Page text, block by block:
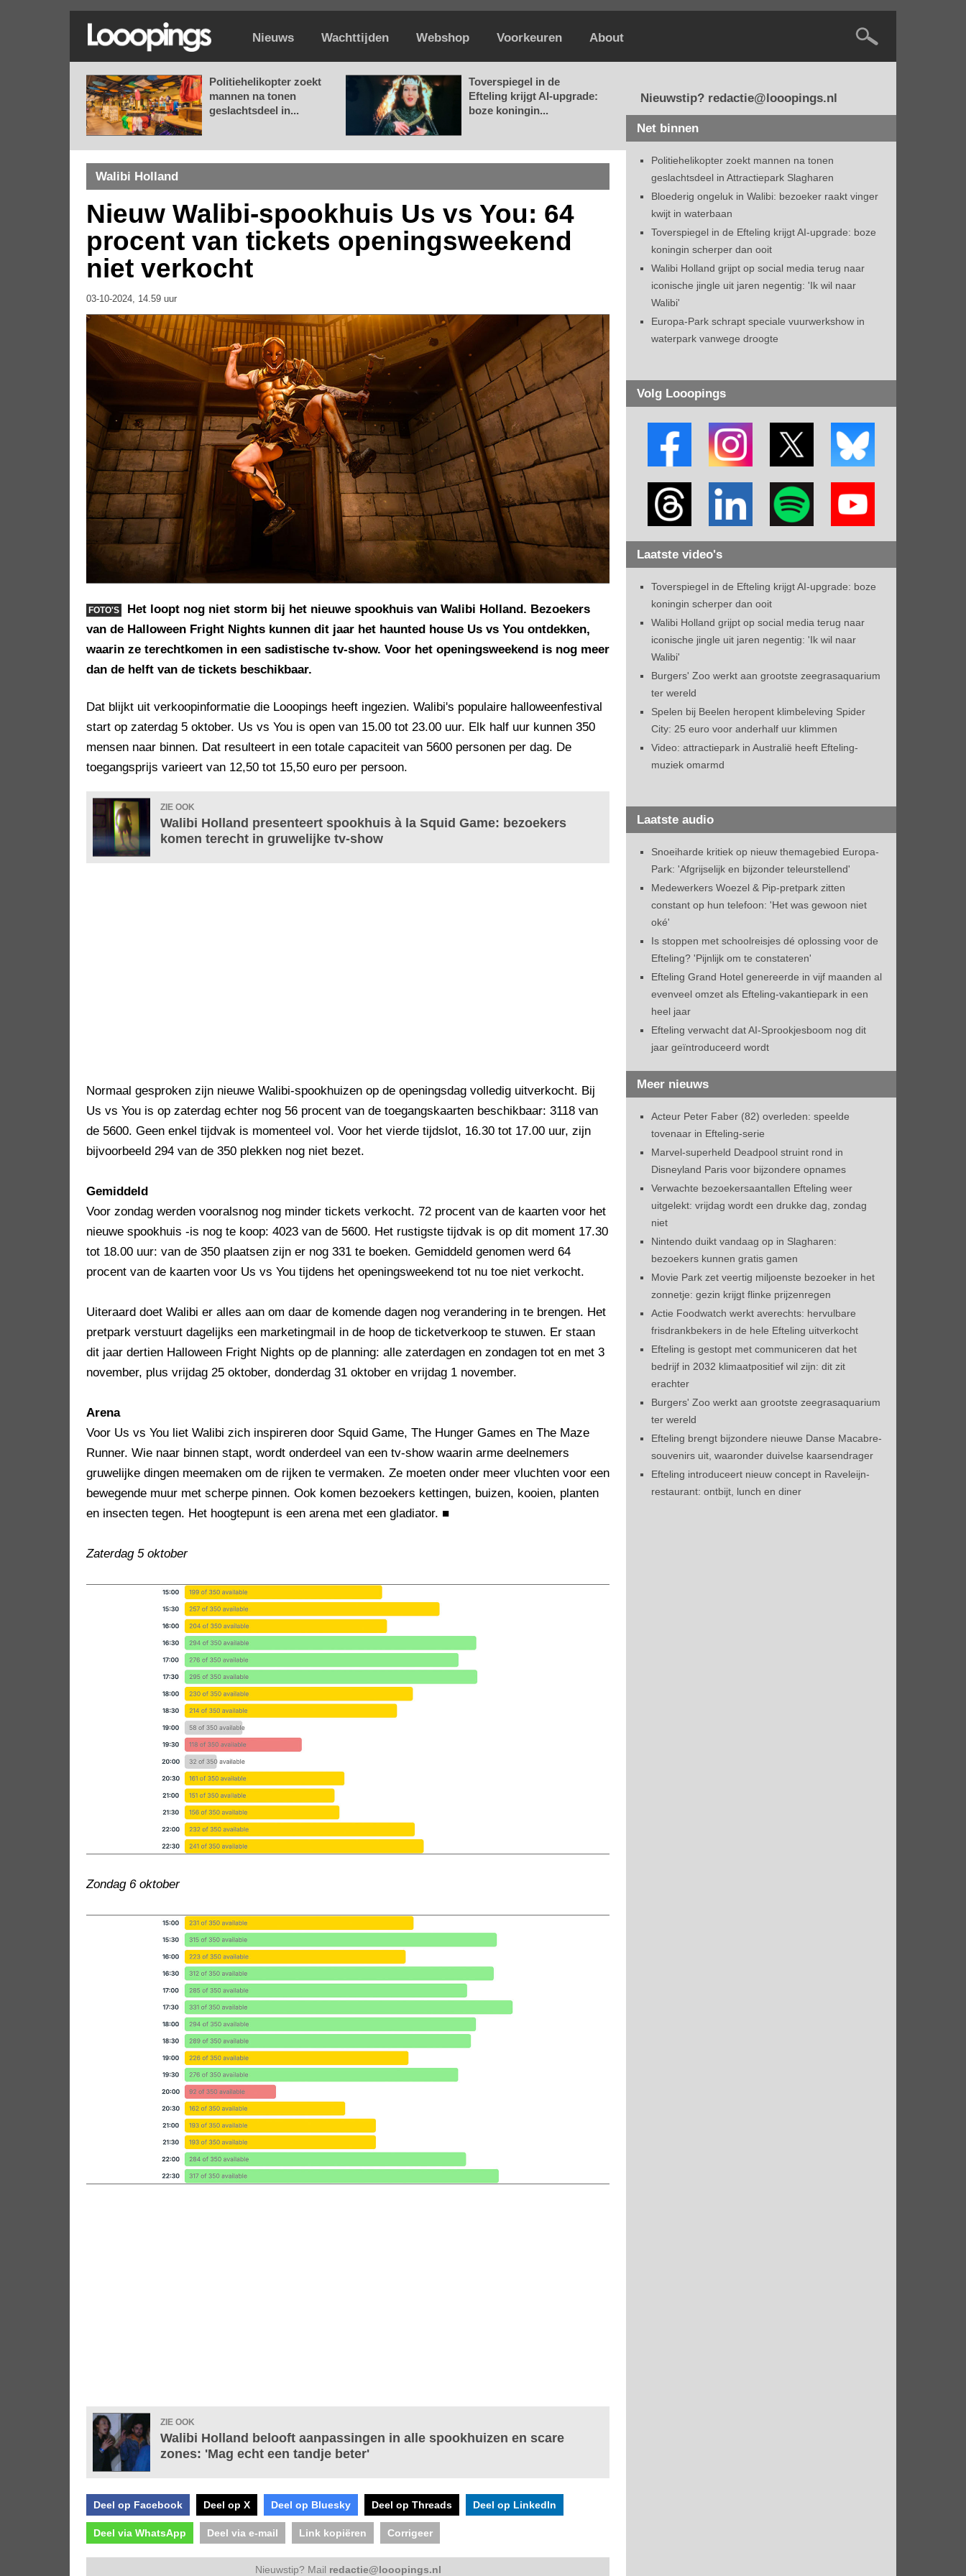
Nieuws Wachttijden Webshop Voorkeuren About
Politiehelikopter zoekt
mannen na tonen
geslachtsdeel in...
Toverspiegel in de
Efteling krijgt AI-upgrade:
boze koningin...
Walibi Holland
Nieuw Walibi-spookhuis Us vs You: 64
procent van tickets openingsweekend
niet verkocht
03-10-2024, 14.59 uur
FOTO'S
Het loopt nog niet storm bij het nieuwe spookhuis van Walibi Holland. Bezoekers
van de Halloween Fright Nights kunnen dit jaar het haunted house Us vs You ontdekken,
waarin ze terechtkomen in een sadistische tv-show. Voor het openingsweekend is nog meer
dan de helft van de tickets beschikbaar.
Dat blijkt uit verkoopinformatie die Looopings heeft ingezien. Walibi's populaire halloweenfestival
start op zaterdag 5 oktober. Us vs You is open van 15.00 tot 23.00 uur. Elk half uur kunnen 350
mensen naar binnen. Dat resulteert in een totale capaciteit van 5600 personen per dag. De
toegangsprijs varieert van 12,50 tot 15,50 euro per persoon.
ZIE OOK
Walibi Holland presenteert spookhuis à la Squid Game: bezoekers
komen terecht in gruwelijke tv-show
Normaal gesproken zijn nieuwe Walibi-spookhuizen op de openingsdag volledig uitverkocht. Bij
Us vs You is op zaterdag echter nog 56 procent van de toegangskaarten beschikbaar: 3118 van
de 5600. Geen enkel tijdvak is momenteel vol. Voor het vierde tijdslot, 16.30 tot 17.00 uur, zijn
bijvoorbeeld 294 van de 350 plekken nog niet bezet.
Gemiddeld
Voor zondag werden vooralsnog nog minder tickets verkocht. 72 procent van de kaarten voor het
nieuwe spookhuis -is nog te koop: 4023 van de 5600. Het rustigste tijdvak is op dit moment 17.30
tot 18.00 uur: van de 350 plaatsen zijn er nog 331 te boeken. Gemiddeld genomen werd 64
procent van de kaarten voor Us vs You tijdens het openingsweekend tot nu toe niet verkocht.
Uiteraard doet Walibi er alles aan om daar de komende dagen nog verandering in te brengen. Het
pretpark verstuurt dagelijks een marketingmail in de hoop de ticketverkoop te stuwen. Er staan
dit jaar dertien Halloween Fright Nights op de planning: alle zaterdagen en zondagen tot en met 3
november, plus vrijdag 25 oktober, donderdag 31 oktober en vrijdag 1 november.
Arena
Voor Us vs You liet Walibi zich inspireren door Squid Game, The Hunger Games en The Maze
Runner. Wie naar binnen stapt, wordt onderdeel van een tv-show waarin arme deelnemers
gruwelijke dingen meemaken om de rijken te vermaken. Ze moeten onder meer vluchten voor een
bewegende muur met scherpe pinnen. Ook komen bezoekers kettingen, buizen, kooien, planten
en insecten tegen. Het hoogtepunt is een arena met een gladiator. ■
Zaterdag 5 oktober
Zondag 6 oktober
ZIE OOK
Walibi Holland belooft aanpassingen in alle spookhuizen en scare
zones: 'Mag echt een tandje beter'
Deel op Facebook Deel op X Deel op Bluesky Deel op Threads Deel op LinkedIn
Deel via WhatsApp Deel via e-mail Link kopiëren Corrigeer
Nieuwstip? Mail redactie@looopings.nl
Nieuwstip? redactie@looopings.nl
Net binnen
Politiehelikopter zoekt mannen na tonen
geslachtsdeel in Attractiepark Slagharen
Bloederig ongeluk in Walibi: bezoeker raakt vinger
kwijt in waterbaan
Toverspiegel in de Efteling krijgt AI-upgrade: boze
koningin scherper dan ooit
Walibi Holland grijpt op social media terug naar
iconische jingle uit jaren negentig: 'Ik wil naar
Walibi'
Europa-Park schrapt speciale vuurwerkshow in
waterpark vanwege droogte
Volg Looopings
Laatste video's
Toverspiegel in de Efteling krijgt AI-upgrade: boze
koningin scherper dan ooit
Walibi Holland grijpt op social media terug naar
iconische jingle uit jaren negentig: 'Ik wil naar
Walibi'
Burgers' Zoo werkt aan grootste zeegrasaquarium
ter wereld
Spelen bij Beelen heropent klimbeleving Spider
City: 25 euro voor anderhalf uur klimmen
Video: attractiepark in Australië heeft Efteling-
muziek omarmd
Laatste audio
Snoeiharde kritiek op nieuw themagebied Europa-
Park: 'Afgrijselijk en bijzonder teleurstellend'
Medewerkers Woezel & Pip-pretpark zitten
constant op hun telefoon: 'Het was gewoon niet
oké'
Is stoppen met schoolreisjes dé oplossing voor de
Efteling? 'Pijnlijk om te constateren'
Efteling Grand Hotel genereerde in vijf maanden al
evenveel omzet als Efteling-vakantiepark in een
heel jaar
Efteling verwacht dat AI-Sprookjesboom nog dit
jaar geïntroduceerd wordt
Meer nieuws
Acteur Peter Faber (82) overleden: speelde
tovenaar in Efteling-serie
Marvel-superheld Deadpool struint rond in
Disneyland Paris voor bijzondere opnames
Verwachte bezoekersaantallen Efteling weer
uitgelekt: vrijdag wordt een drukke dag, zondag
niet
Nintendo duikt vandaag op in Slagharen:
bezoekers kunnen gratis gamen
Movie Park zet veertig miljoenste bezoeker in het
zonnetje: gezin krijgt flinke prijzenregen
Actie Foodwatch werkt averechts: hervulbare
frisdrankbekers in de hele Efteling uitverkocht
Efteling is gestopt met communiceren dat het
bedrijf in 2032 klimaatpositief wil zijn: dit zit
erachter
Burgers' Zoo werkt aan grootste zeegrasaquarium
ter wereld
Efteling brengt bijzondere nieuwe Danse Macabre-
souvenirs uit, waaronder duivelse kaarsendrager
Efteling introduceert nieuw concept in Raveleijn-
restaurant: ontbijt, lunch en diner